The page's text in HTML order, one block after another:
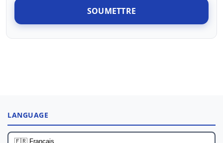
SOUMETTRE
LANGUAGE